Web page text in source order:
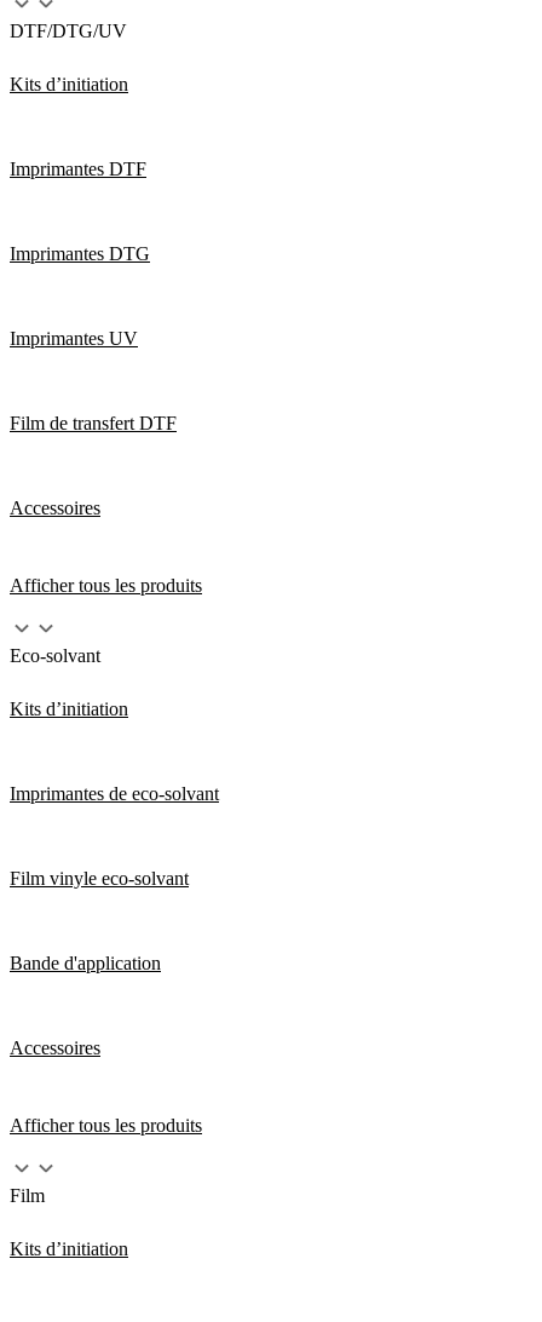
DTF/DTG/UV
Kits d’initiation
Imprimantes DTF
Imprimantes DTG
Imprimantes UV
Film de transfert DTF
Accessoires
Afficher tous les produits
Eco-solvant
Kits d’initiation
Imprimantes de eco-solvant
Film vinyle eco-solvant
Bande d'application
Accessoires
Afficher tous les produits
Film
Kits d’initiation